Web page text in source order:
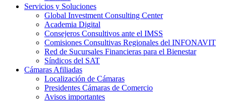
Servicios y Soluciones
Global Investment Consulting Center
Academia Digital
Consejeros Consultivos ante el IMSS
Comisiones Consultivas Regionales del INFONAVIT
Red de Sucursales Financieras para el Bienestar
Síndicos del SAT
Cámaras Afiliadas
Localización de Cámaras
Presidentes Cámaras de Comercio
Avisos importantes